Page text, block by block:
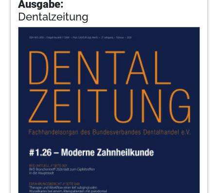
Ausgabe:
Dentalzeitung